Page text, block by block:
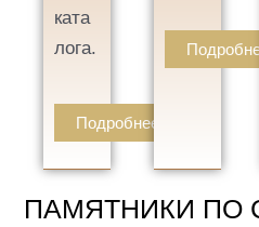
ката
лога.
Подробнее
ПАМЯТНИКИ ПО